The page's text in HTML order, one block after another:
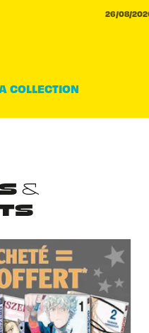
26/08/
COLLECTION
&